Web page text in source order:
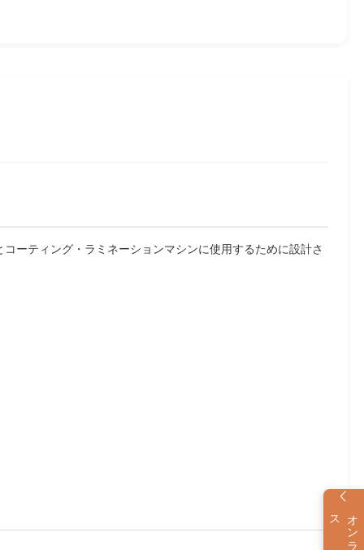
ス
ーティング・ラミネーションマシンに使用するために設計さ